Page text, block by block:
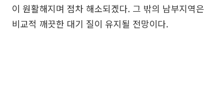
이 원활해지며 점차 해소되겠다. 그 밖의 남부지역은
비교적 깨끗한 대기 질이 유지될 전망이다.